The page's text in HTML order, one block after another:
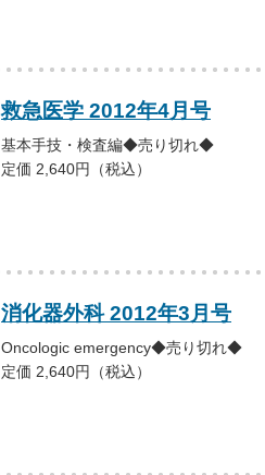
救急医学 2012年4月号
基本手技・検査編◆売り切れ◆
定価 2,640円（税込）
消化器外科 2012年3月号
Oncologic emergency◆売り切れ◆
定価 2,640円（税込）